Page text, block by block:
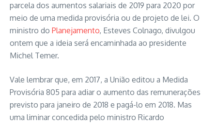
parcela dos aumentos salariais de 2019 para 2020 por
meio de uma medida provisória ou de projeto de lei. O
ministro do Planejamento, Esteves Colnago, divulgou
ontem que a ideia será encaminhada ao presidente
Michel Temer.
Vale lembrar que, em 2017, a União editou a Medida
Provisória 805 para adiar o aumento das remunerações
previsto para janeiro de 2018 e pagá-lo em 2018. Mas
uma liminar concedida pelo ministro Ricardo